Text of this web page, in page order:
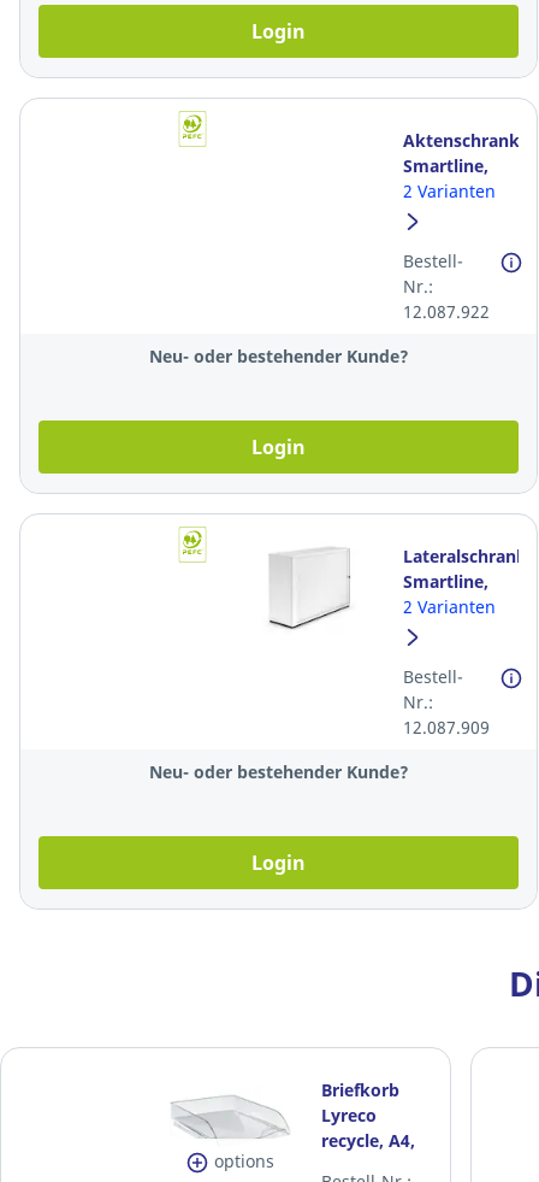
Login
Aktenschrank
Smartline,
80x40x153
cm (BxTxH),
2 Varianten
Bestell-
Nr.:
12.087.922
Neu- oder bestehender Kunde?
Login
Lateralschrank
Smartline,
120x40x81
cm (BxTxH),
2 Varianten
Bestell-
Nr.:
12.087.909
Neu- oder bestehender Kunde?
Login
options
Briefkorb
Lyreco
recycle, A4,